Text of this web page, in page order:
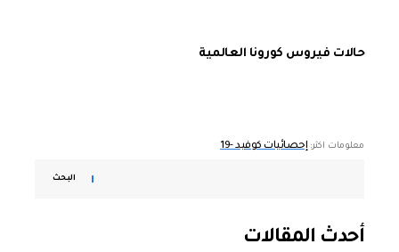
حالات فيروس كورونا العالمية
معلومات اكثر:إحصائيات كوفيد -19
البحث
أحدث المقالات